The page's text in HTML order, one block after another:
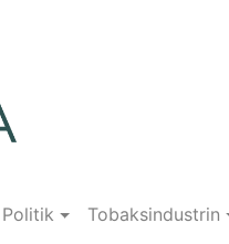
Politik Tobaksindustrin